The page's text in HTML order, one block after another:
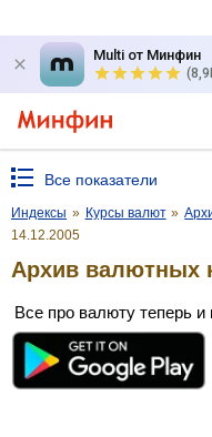
Multi от Минфин
Все показатели
Индексы » Курсы валют »
14.12.2005
Архив валютных
Все про валюту теперь